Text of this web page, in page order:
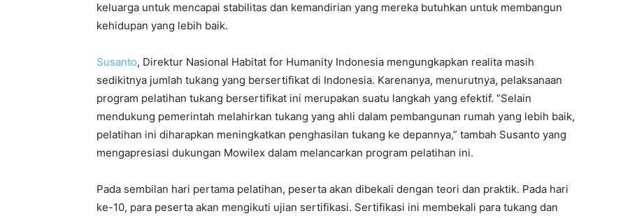
keluarga untuk mencapai stabilitas dan kemandirian yang mereka butuhkan untuk membangun
kehidupan yang lebih baik.
Susanto, Direktur Nasional Habitat for Humanity Indonesia mengungkapkan realita masih
sedikitnya jumlah tukang yang bersertifikat di Indonesia. Karenanya, menurutnya, pelaksanaan
program pelatihan tukang bersertifikat ini merupakan suatu langkah yang efektif. “Selain
mendukung pemerintah melahirkan tukang yang ahli dalam pembangunan rumah yang lebih baik,
pelatihan ini diharapkan meningkatkan penghasilan tukang ke depannya,” tambah Susanto yang
mengapresiasi dukungan Mowilex dalam melancarkan program pelatihan ini.
Pada sembilan hari pertama pelatihan, peserta akan dibekali dengan teori dan praktik. Pada hari
ke-10, para peserta akan mengikuti ujian sertifikasi. Sertifikasi ini membekali para tukang dan